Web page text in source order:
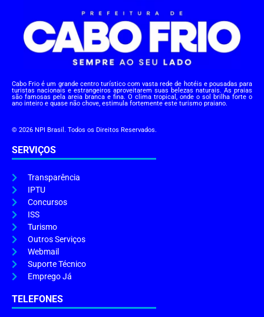
Cabo Frio é um grande centro turístico com vasta rede de hotéis e pousadas para
turistas nacionais e estrangeiros aproveitarem suas belezas naturais. As praias
são famosas pela areia branca e fina. O clima tropical, onde o sol brilha forte o
ano inteiro e quase não chove, estimula fortemente este turismo praiano.
© 2026 NPI Brasil. Todos os Direitos Reservados.
SERVIÇOS
Transparência
IPTU
Concursos
ISS
Turismo
Outros Serviços
Webmail
Suporte Técnico
Emprego Já
TELEFONES